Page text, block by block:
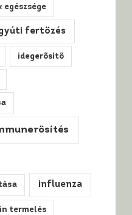
egészsége
fertőzés
idegerősítő
influenza
termelés